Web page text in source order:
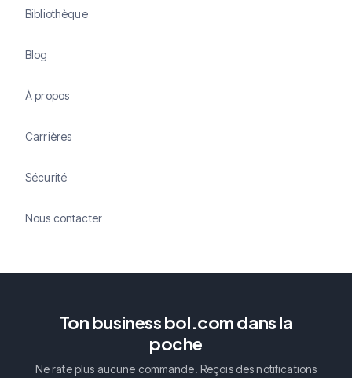
Bibliothèque
Blog
À propos
Carrières
Sécurité
Nous contacter
Ton business bol.com dans la
poche
Ne rate plus aucune commande. Reçois des notifications